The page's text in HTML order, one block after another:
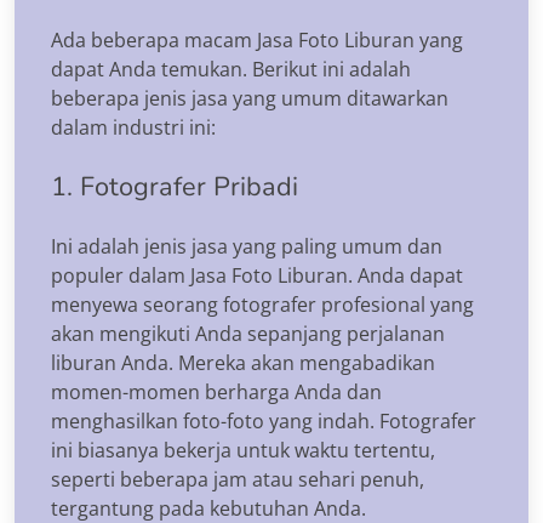
Ada beberapa macam Jasa Foto Liburan yang
dapat Anda temukan. Berikut ini adalah
beberapa jenis jasa yang umum ditawarkan
dalam industri ini:
1. Fotografer Pribadi
Ini adalah jenis jasa yang paling umum dan
populer dalam Jasa Foto Liburan. Anda dapat
menyewa seorang fotografer profesional yang
akan mengikuti Anda sepanjang perjalanan
liburan Anda. Mereka akan mengabadikan
momen-momen berharga Anda dan
menghasilkan foto-foto yang indah. Fotografer
ini biasanya bekerja untuk waktu tertentu,
seperti beberapa jam atau sehari penuh,
tergantung pada kebutuhan Anda.